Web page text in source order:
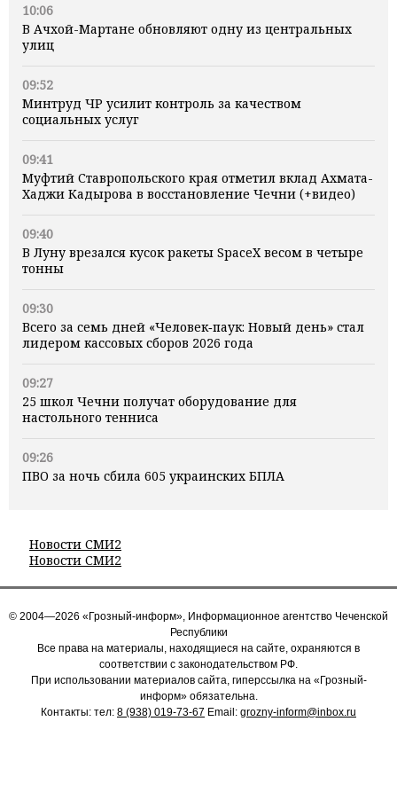
10:06
В Ачхой-Мартане обновляют одну из центральных
улиц
09:52
Минтруд ЧР усилит контроль за качеством
социальных услуг
09:41
Муфтий Ставропольского края отметил вклад Ахмата-
Хаджи Кадырова в восстановление Чечни (+видео)
09:40
В Луну врезался кусок ракеты SpaceX весом в четыре
тонны
09:30
Всего за семь дней «Человек‑паук: Новый день» стал
лидером кассовых сборов 2026 года
09:27
25 школ Чечни получат оборудование для
настольного тенниса
09:26
ПВО за ночь сбила 605 украинских БПЛА
Новости СМИ2
Новости СМИ2
© 2004—2026 «Грозный-информ», Информационное агентство Чеченской
Республики
Все права на материалы, находящиеся на сайте, охраняются в
соответствии с законодательством РФ.
При использовании материалов сайта, гиперссылка на «Грозный-
информ» обязательна.
Контакты: тел: 8 (938) 019-73-67 Email: grozny-inform@inbox.ru